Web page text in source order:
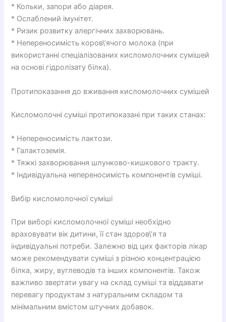
* Кольки, запори або діарея.
* Ослаблений імунітет.
* Ризик розвитку алергічних захворювань.
* Непереносимість коров\’ячого молока (при
використанні спеціалізованих кисломолочних сумішей
на основі гідролізату білка).
Протипоказання до вживання кисломолочних сумішей
Кисломолочні суміші протипоказані при таких станах:
* Непереносимість лактози.
* Галактоземія.
* Тяжкі захворювання шлунково-кишкового тракту.
* Індивідуальна непереносимість компонентів суміші.
Вибір кисломолочної суміші
При виборі кисломолочної суміші необхідно
враховувати вік дитини, її стан здоров\’я та
індивідуальні потреби. Залежно від цих факторів лікар
може рекомендувати суміші з різною концентрацією
білка, жиру, вуглеводів та інших компонентів. Також
важливо звертати увагу на склад суміші та віддавати
перевагу продуктам з натуральним складом та
мінімальним вмістом штучних добавок.